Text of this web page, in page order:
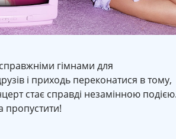
гімнами для
і приходь переконатися в тому,
стає справді незамінною
пропустити!